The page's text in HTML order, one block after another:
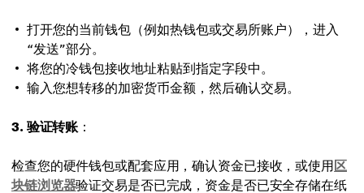
打开您的当前钱包（例如热钱包或交易所账户），进入
“发送”部分。
将您的冷钱包接收地址粘贴到指定字段中。
输入您想转移的加密货币金额，然后确认交易。
3. 验证转账 ：
检查您的硬件钱包或配套应用，确认资金已接收，或使用区
块链浏览器验证交易是否已完成，资金是否已安全存储在纸